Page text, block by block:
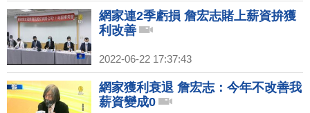
網家連2季虧損 詹宏志賭上薪資拚獲
利改善
2022-06-22 17:37:43
網家獲利衰退 詹宏志：今年不改善我
薪資變成0